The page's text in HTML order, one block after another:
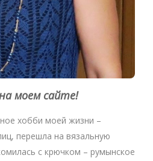
моем сайте!
хобби моей жизни –
перешла на вязальную
с крючком – румынское